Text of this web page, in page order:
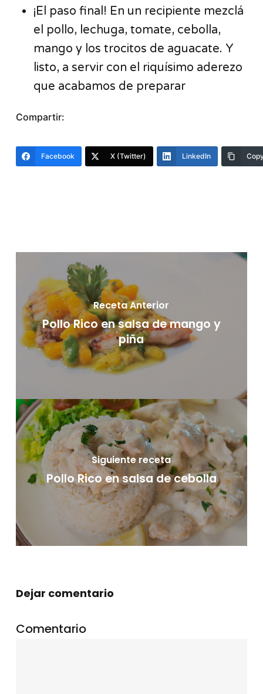
¡El paso final! En un recipiente mezclá
el pollo, lechuga, tomate, cebolla,
mango y los trocitos de aguacate. Y
listo, a servir con el riquísimo aderezo
que acabamos de preparar
Compartir:
Facebook X (Twitter) LinkedIn
Receta Anterior
Pollo Rico en salsa de mango y
piña
Siguiente receta
Pollo Rico en salsa de cebolla
Dejar comentario
Comentario